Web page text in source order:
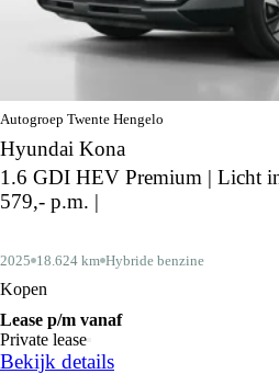
Autogroep Twente Hengelo
Hyundai Kona
1.6 GDI HEV Premium | Licht
579,- p.m. |
2025 18.624 km Hybride benzine
Kopen
Lease p/m vanaf
Private lease
Bekijk details